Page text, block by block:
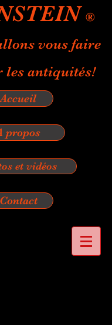
®
vous faire
les antiquités!
Accueil
propos
et vidéos
Contact